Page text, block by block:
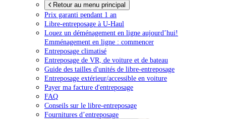
Retour au menu principal
Prix garanti pendant 1 an
Libre-entreposage à U-Haul
Louez un déménagement en ligne aujourd’hui!
Emménagement en ligne : commencer
Entreposage climatisé
Entreposage de VR, de voiture et de bateau
Guide des tailles d'unités de libre-entreposage
Entreposage extérieur/accessible en voiture
Payer ma facture d'entreposage
FAQ
Conseils sur le libre-entreposage
Fournitures d’entreposage